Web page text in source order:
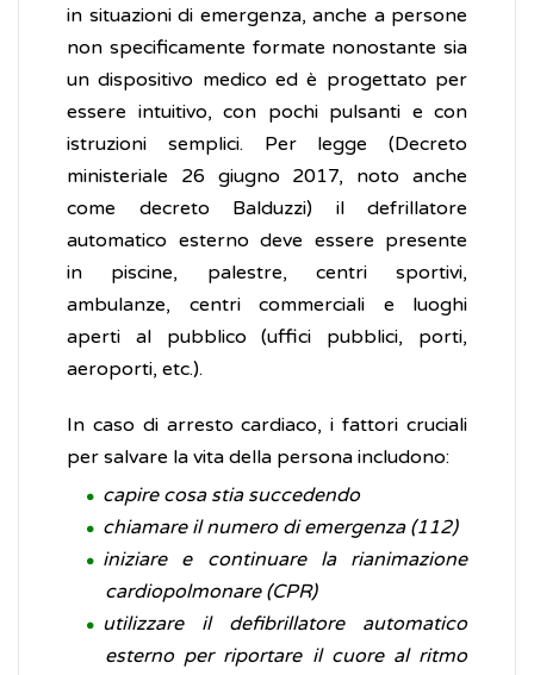
in situazioni di emergenza, anche a persone
non specificamente formate nonostante sia
un dispositivo medico ed è progettato per
essere intuitivo, con pochi pulsanti e con
istruzioni semplici. Per legge (Decreto
ministeriale 26 giugno 2017, noto anche
come decreto Balduzzi) il defrillatore
automatico esterno deve essere presente
in piscine, palestre, centri sportivi,
ambulanze, centri commerciali e luoghi
aperti al pubblico (uffici pubblici, porti,
aeroporti, etc.).
In caso di arresto cardiaco, i fattori cruciali
per salvare la vita della persona includono:
capire cosa stia succedendo
chiamare il numero di emergenza (112)
iniziare e continuare la rianimazione
cardiopolmonare (CPR)
utilizzare il defibrillatore automatico
esterno per riportare il cuore al ritmo